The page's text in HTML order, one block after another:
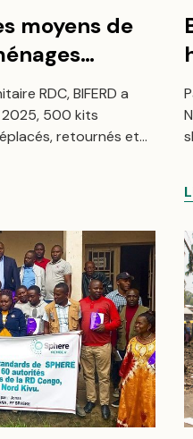
moyens de
de santé de
de
RDC, BIFERD a
500 kits
retournés et